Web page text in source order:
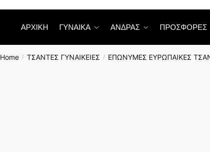
ΑΡΧΙΚΗ ΓΥΝΑΙΚΑ ΑΝΔΡΑΣ ΠΡΟΣΦΟΡΕΣ
Home / ΤΣΑΝΤΕΣ ΓΥΝΑΙΚΕΙΕΣ / ΕΠΩΝΥΜΕΣ ΕΥΡΩΠΑΙΚΕΣ